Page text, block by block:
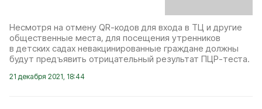
Несмотря на отмену QR-кодов для входа в ТЦ и другие
общественные места, для посещения утренников
в детских садах невакцинированные граждане должны
будут предъявить отрицательный результат ПЦР-теста.
21 декабря 2021, 18:44